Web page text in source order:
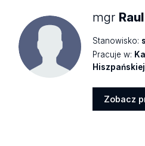
mgr
Stanowisko:
Pracuje w:
Hiszpańskiej
Zobacz